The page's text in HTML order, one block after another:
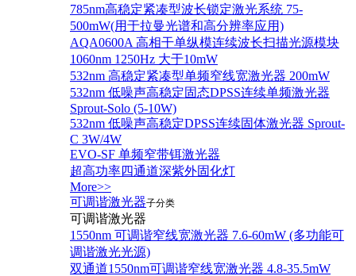
785nm高稳定紧凑型波长锁定激光系统 75-
500mW(用于拉曼光谱和高分辨率应用)
AQA0600A 高相干单纵模连续波长扫描光源模块
1060nm 1250Hz 大于10mW
532nm 高稳定紧凑型单频窄线宽激光器 200mW
532nm 低噪声高稳定固态DPSS连续单频激光器
Sprout‐Solo (5-10W)
532nm 低噪声高稳定DPSS连续固体激光器 Sprout-
C 3W/4W
EVO-SF 单频窄带铒激光器
超高功率四通道深紫外固化灯
More>>
可调谐激光器子分类
可调谐激光器
1550nm 可调谐窄线宽激光器 7.6-60mW (多功能可
调谐激光光源)
双通道1550nm可调谐窄线宽激光器 4.8-35.5mW